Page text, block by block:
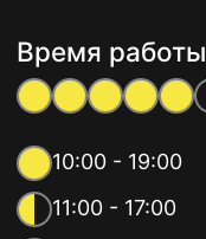
Время
10:00 - 19:00
11:00 - 17:00